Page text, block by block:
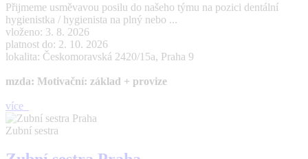
Přijmeme usměvavou posilu do našeho týmu na pozici dentální
hygienistka / hygienista na plný nebo ...
vloženo: 3. 8. 2026
platnost do: 2. 10. 2026
lokalita: Českomoravská 2420/15a, Praha 9
mzda: Motivační: základ + provize
více
Zubní sestra